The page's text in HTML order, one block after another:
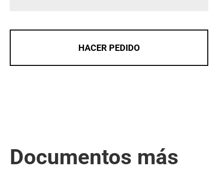
HACER PEDIDO
Documentos más